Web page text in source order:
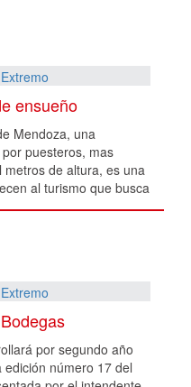
ensueño
Mendoza, una
puesteros, mas
de altura, es una
al turismo que busca
por segundo año
número 17 del